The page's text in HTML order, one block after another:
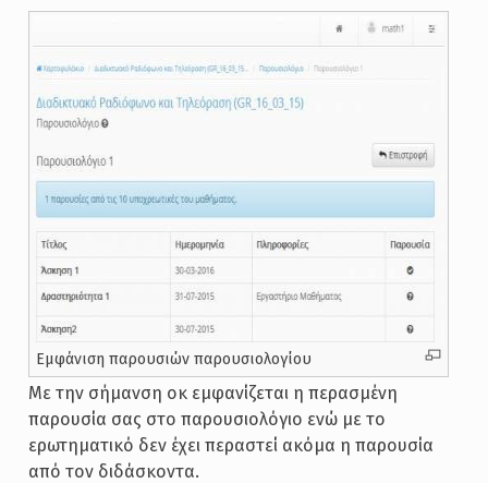
Εμφάνιση παρουσιών παρουσιολογίου
Με την σήμανση οκ εμφανίζεται η περασμένη
παρουσία σας στο παρουσιολόγιο ενώ με το
ερωτηματικό δεν έχει περαστεί ακόμα η παρουσία
από τον διδάσκοντα.